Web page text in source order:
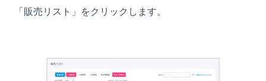
「販売リスト」をクリックします。